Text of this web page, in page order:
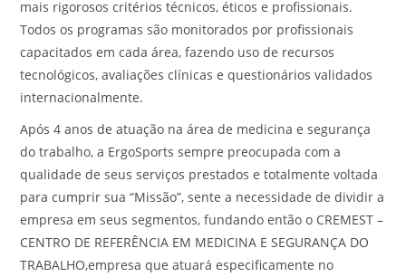
mais rigorosos critérios técnicos, éticos e profissionais.
Todos os programas são monitorados por profissionais
capacitados em cada área, fazendo uso de recursos
tecnológicos, avaliações clínicas e questionários validados
internacionalmente.
Após 4 anos de atuação na área de medicina e segurança
do trabalho, a ErgoSports sempre preocupada com a
qualidade de seus serviços prestados e totalmente voltada
para cumprir sua “Missão”, sente a necessidade de dividir a
empresa em seus segmentos, fundando então o CREMEST –
CENTRO DE REFERÊNCIA EM MEDICINA E SEGURANÇA DO
TRABALHO,empresa que atuará especificamente no